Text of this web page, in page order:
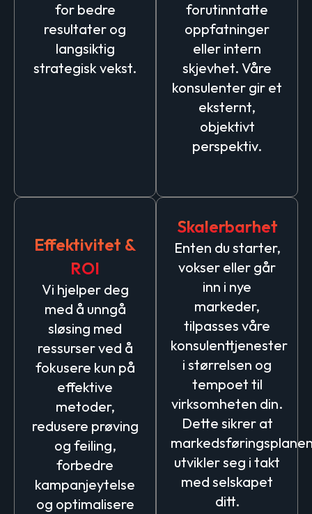
for bedre
resultater og
langsiktig
strategisk vekst.
forutinntatte
oppfatninger
eller intern
skjevhet. Våre
konsulenter gir et
eksternt,
objektivt
perspektiv.
Effektivitet &
ROI
Vi hjelper deg
med å unngå
sløsing med
ressurser ved å
fokusere kun på
effektive
metoder,
redusere prøving
og feiling,
forbedre
kampanjeytelse
og optimalisere
Skalerbarhet
Enten du starter,
vokser eller går
inn i nye
markeder,
tilpasses våre
konsulenttjenester
i størrelsen og
tempoet til
virksomheten din.
Dette sikrer at
utvikler seg i takt
med selskapet
ditt.